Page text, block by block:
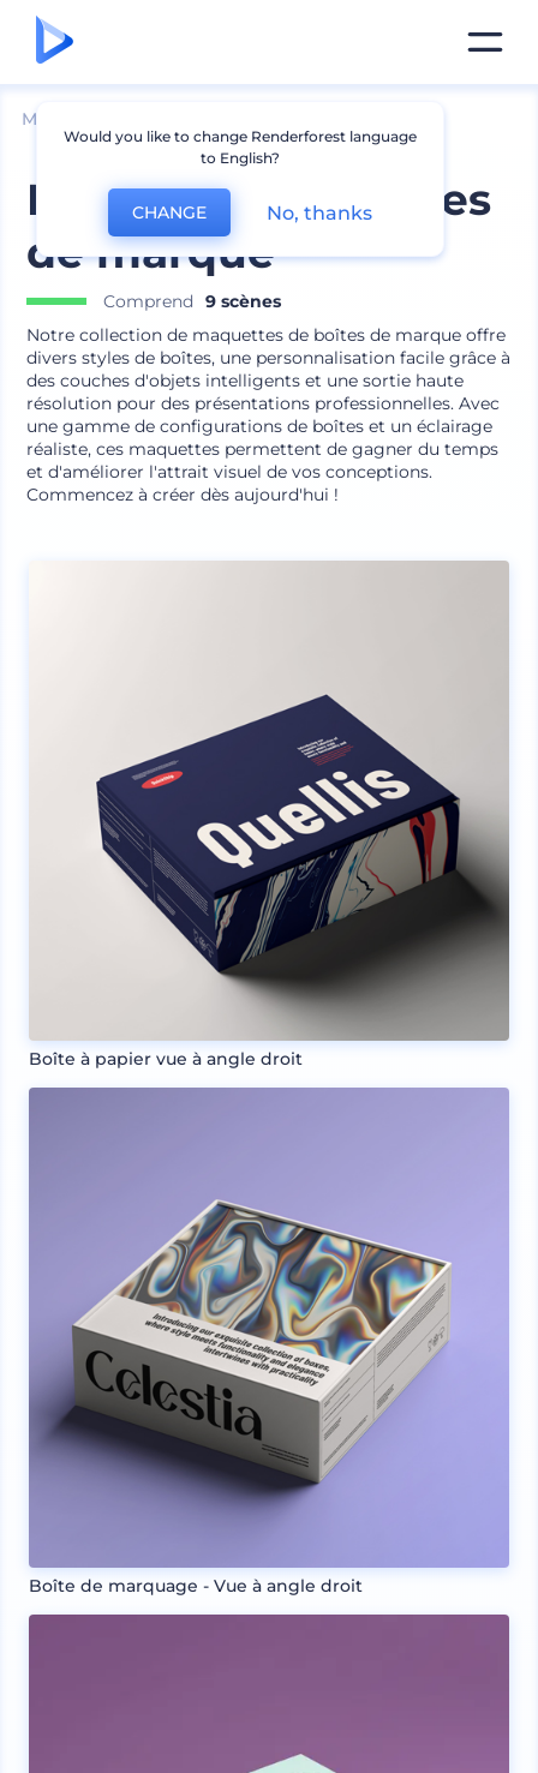
Mockups
Maquettes de boîtes
de marque
Comprend
9 scènes
Notre collection de maquettes de boîtes de marque offre
divers styles de boîtes, une personnalisation facile grâce à
des couches d'objets intelligents et une sortie haute
résolution pour des présentations professionnelles. Avec
une gamme de configurations de boîtes et un éclairage
réaliste, ces maquettes permettent de gagner du temps
et d'améliorer l'attrait visuel de vos conceptions.
Commencez à créer dès aujourd'hui !
Boîte à papier vue à angle droit
Boîte de marquage - Vue à angle droit
Would you like to change Renderforest language
to English?
CHANGE No, thanks